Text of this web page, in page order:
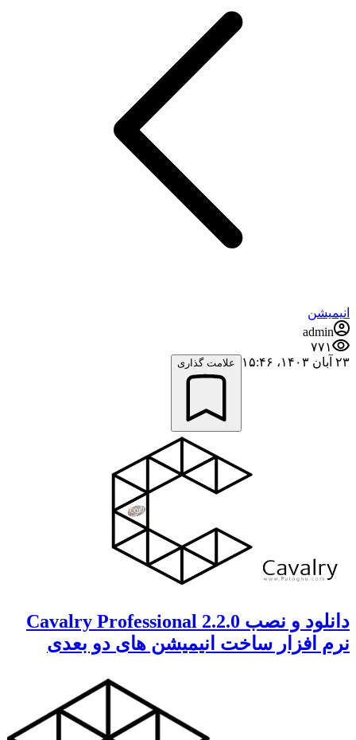
انیمیشن
admin
۷۷۱
۲۳ آبان ۱۴۰۳،‏ ۱۵:۴۶
علامت گذاری
دانلود و نصب Cavalry Professional 2.2.0
نرم افزار ساخت انیمیشن های دو بعدی